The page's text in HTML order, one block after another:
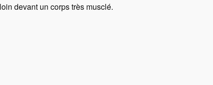
devant un corps très musclé.